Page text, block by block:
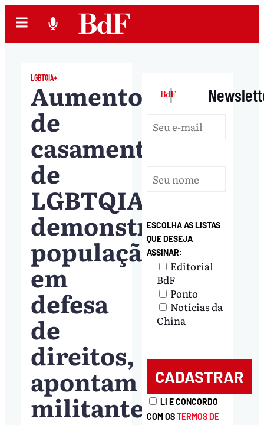
LGBTQIA+
Aumento
de
casamentos
de
LGBTQIA+
demonstra
população
em
defesa
de
direitos,
apontam
militantes
|
ESCOLHA AS LISTAS
QUE DESEJA
ASSINAR:
Editorial
BdF
Ponto
Notícias da
China
LI E CONCORDO
COM OSTERMOS DE